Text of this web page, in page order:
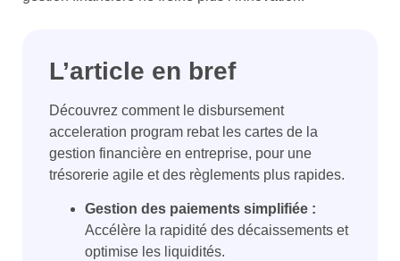
L’article en bref
Découvrez comment le disbursement
acceleration program rebat les cartes de la
gestion financière en entreprise, pour une
trésorerie agile et des règlements plus rapides.
Gestion des paiements simplifiée :
Accélère la rapidité des décaissements et
optimise les liquidités.